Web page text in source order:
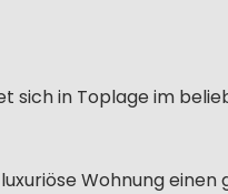
sich in Toplage im
Wohnung einen